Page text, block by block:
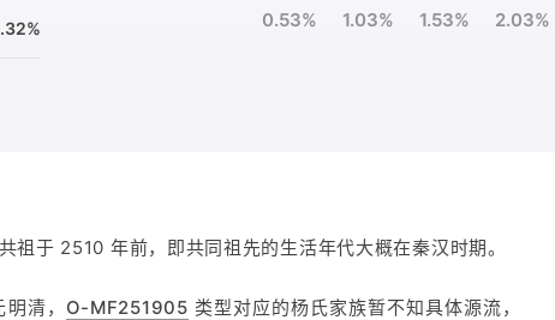
0.53% 1.03% 1.53% 2.03%
祖于 2510 年前，即共同祖先的生活年代大概在秦汉时期。
清， O-MF251905 类型对应的杨氏家族暂不知具体源流，